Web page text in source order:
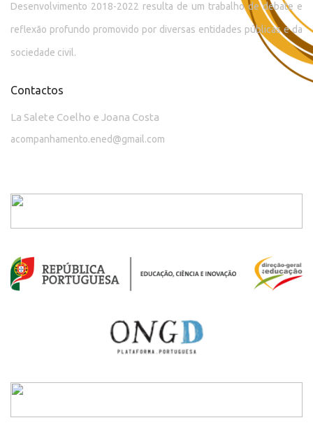
Desenvolvimento 2018-2022 resulta de um trabalho de debate e
reflexão profundo promovido por diversas entidades públicas e da
sociedade civil.
Contactos
La Salete Coelho e Joana Costa
acompanhamento.ened@gmail.com